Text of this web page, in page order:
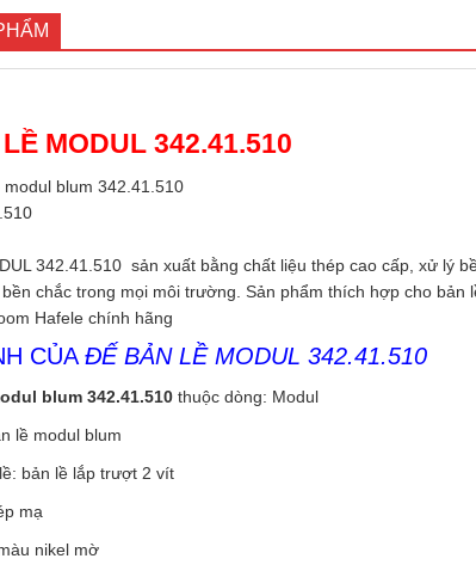
MODUL 342.41.510
blum 342.41.510
342.41.510 sản xuất bằng chất liệu thép cao cấp, xử lý
chắc trong mọi môi trường. Sản phẩm thích hợp cho
Hafele chính hãng
CỦA ĐẾ BẢN LỀ MODUL 342.41.510
blum 342.41.510 thuộc dòng: Modul
lề modul blum
bản lề lắp trượt 2 vít
mạ
nikel mờ